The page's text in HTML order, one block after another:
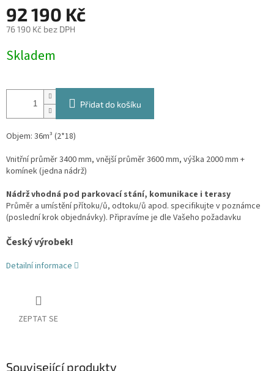
92 190 Kč
76 190 Kč bez DPH
cena:
Skladem
Přidat do košíku
Objem: 36m³ (2*18)
Vnitřní průměr 3400 mm, vnější průměr 3600 mm, výška 2000 mm +
komínek (jedna nádrž)
Nádrž vhodná pod parkovací stání, komunikace i terasy
Průměr a umístění přítoku/ů, odtoku/ů apod. specifikujte v poznámce
(poslední krok objednávky). Připravíme je dle Vašeho požadavku
Český výrobek!
Detailní informace
ZEPTAT SE
Související produkty